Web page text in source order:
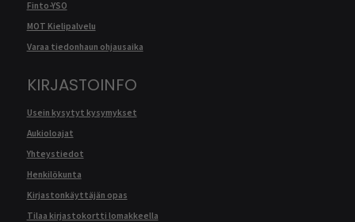
Finto-YSO
MOT Kielipalvelu
Varaa tiedonhaun ohjausaika
KIRJASTOINFO
Usein kysytyt kysymykset
Aukioloajat
Yhteystiedot
Henkilökunta
Kirjastonkäyttäjän opas
Tilaa kirjastokortti lomakkeella